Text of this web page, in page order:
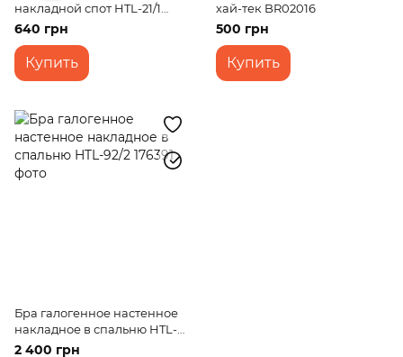
накладной спот HTL-21/1
matt Ni/Cr
640 грн
Купить
хай-тек BR02016
500 грн
Купить
Бра галогенное настенное
накладное в спальню HTL-
92/2
2 400 грн